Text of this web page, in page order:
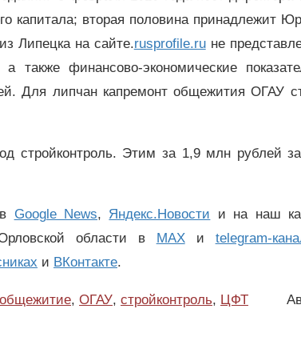
капитала; вторая половина принадлежит
Липецка на сайте.rusprofile.ruне
также финансово-экономические
Для липчан капремонт общежития ОГАУ
стройконтроль. Этим за 1,9 млн рублей
Google News, Яндекс.Новости и на наш
области в
MAXи telegram-
и ВКонтакте.
общежитие, ОГАУ, стройконтроль, ЦФТ